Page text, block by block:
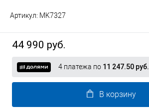
Артикул: MK7327
44 990 руб.
4 платежа по 11 247.50 руб.
В корзину